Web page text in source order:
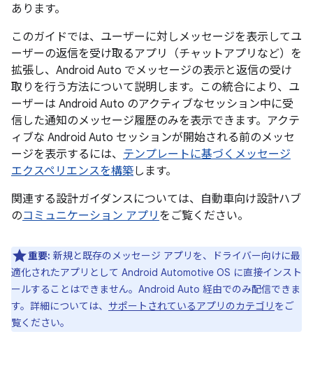
あります。
このガイドでは、ユーザーに対しメッセージを表示してユ
ーザーの返信を受け取るアプリ（チャットアプリなど）を
拡張し、Android Auto でメッセージの表示と返信の受け
取りを行う方法について説明します。この統合により、ユ
ーザーは Android Auto のアクティブなセッション中に受
信した通知のメッセージ履歴のみを表示できます。アクテ
ィブな Android Auto セッションが開始される前のメッセ
ージを表示するには、 テンプレートに基づくメッセージ
エクスペリエンスを構築します。
関連する設計ガイダンスについては、自動車向け設計ハブ
のコミュニケーション アプリ をご覧ください。
重要: 新規と既存のメッセージ アプリを、ドライバー向けに最
適化されたアプリとして Android Automotive OS に直接インスト
ールすることはできません。Android Auto 経由でのみ配信できま
す。詳細については、 サポートされているアプリのカテゴリ をご
覧ください。